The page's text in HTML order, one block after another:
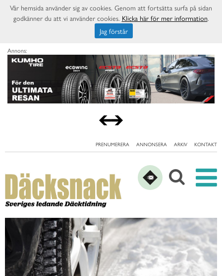
Annons:
PRENUMERERA ANNONSERA ARKIV KONTAKT
Vår hemsida använder sig av cookies. Genom att fortsätta surfa på sidan
godkänner du att vi använder cookies. Klicka här för mer information.
Jag förstår